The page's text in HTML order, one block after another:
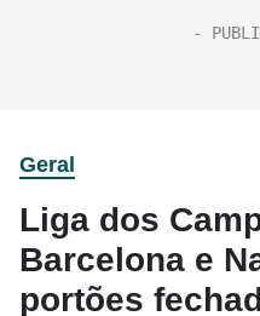
Geral
Liga dos
Barcelona e
portões